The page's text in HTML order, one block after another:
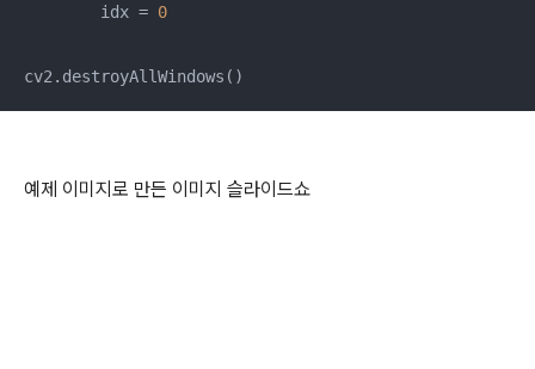
        idx =
0
예제 이미지로 만든 이미지 슬라이드쇼